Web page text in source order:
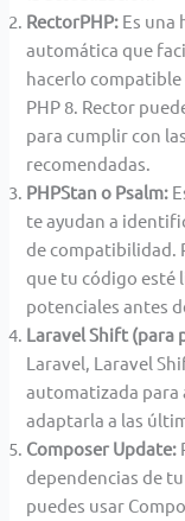
RectorPHP: Es una
automática que
hacerlo compatible
PHP 8. Rector
para cumplir con
recomendadas.
PHPStan o Psalm:
te ayudan a
de compatibilidad.
que tu código esté
potenciales antes
Laravel Shift (para
Laravel, Laravel
automatizada para
adaptarla a las
Composer Update:
dependencias de
puedes usar